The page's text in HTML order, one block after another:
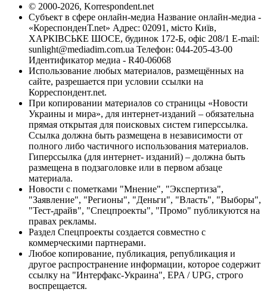
© 2000-2026, Korrespondent.net
Субъект в сфере онлайн-медиа Название онлайн-медиа -
«КореспонденТ.net» Адрес: 02091, місто Київ,
ХАРКІВСЬКЕ ШОСЕ, будинок 172-Б, офіс 208/1 E-mail:
sunlight@mediadim.com.ua Телефон: 044-205-43-00
Идентификатор медиа - R40-06068
Использование любых материалов, размещённых на
сайте, разрешается при условии ссылки на
Корреспондент.net.
При копировании материалов со страницы «Новости
Украины и мира», для интернет-изданий – обязательна
прямая открытая для поисковых систем гиперссылка.
Ссылка должна быть размещена в независимости от
полного либо частичного использования материалов.
Гиперссылка (для интернет- изданий) – должна быть
размещена в подзаголовке или в первом абзаце
материала.
Новости с пометками "Мнение", "Экспертиза",
"Заявление", "Регионы", "Деньги", "Власть", "Выборы",
"Тест-драйв", "Спецпроекты", "Промо" публикуются на
правах рекламы.
Раздел Спецпроекты создается совместно с
коммерческими партнерами.
Любое копирование, публикация, републикация и
другое распространение информации, которое содержит
ссылку на "Интерфакс-Украина", EPA / UPG, строго
воспрещается.